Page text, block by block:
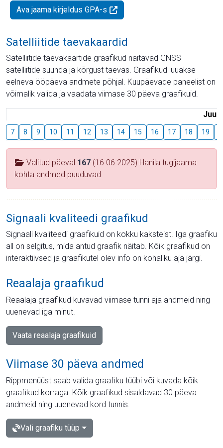
Ava jaama kirjeldus GPA-s
Satelliitide taevakaardid
Satelliitide taevakaartide graafikud näitavad GNSS-
satelliitide suunda ja kõrgust taevas. Graafikud luuakse
eelneva ööpäeva andmete põhjal. Kuupäevade paneelist on
võimalik valida ja vaadata viimase 30 päeva graafikuid.
Juuli
7 8 9 10 11 12 13 14 15 16 17 18 19
Valitud päeval 167 (16.06.2025) Hanila tugijaama
kohta andmed puuduvad
Signaali kvaliteedi graafikud
Signaali kvaliteedi graafikuid on kokku kaksteist. Iga graafiku
all on selgitus, mida antud graafik näitab. Kõik graafikud on
interaktiivsed ja graafikutel olev info on kohaliku aja järgi.
Reaalaja graafikud
Reaalaja graafikud kuvavad viimase tunni aja andmeid ning
uuenevad iga minut.
Vaata reaalaja graafikuid
Viimase 30 päeva andmed
Rippmenüüst saab valida graafiku tüübi või kuvada kõik
graafikud korraga. Kõik graafikud sisaldavad 30 päeva
andmeid ning uuenevad kord tunnis.
Vali graafiku tüüp